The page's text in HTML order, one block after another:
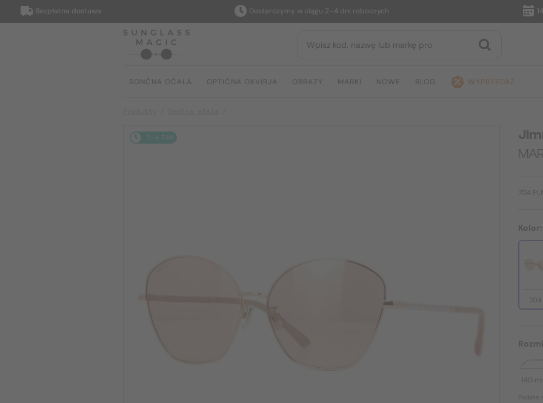
Bezpłatna dostawa Dostarczymy w ciągu 2–4 dni roboczych 14
SONČNA OČALA OPTIČNA OKVIRJA OBRAZY MARKI NOWE BLOG WYPRZEDAŻ
2-4 DNI
704
140
Podane